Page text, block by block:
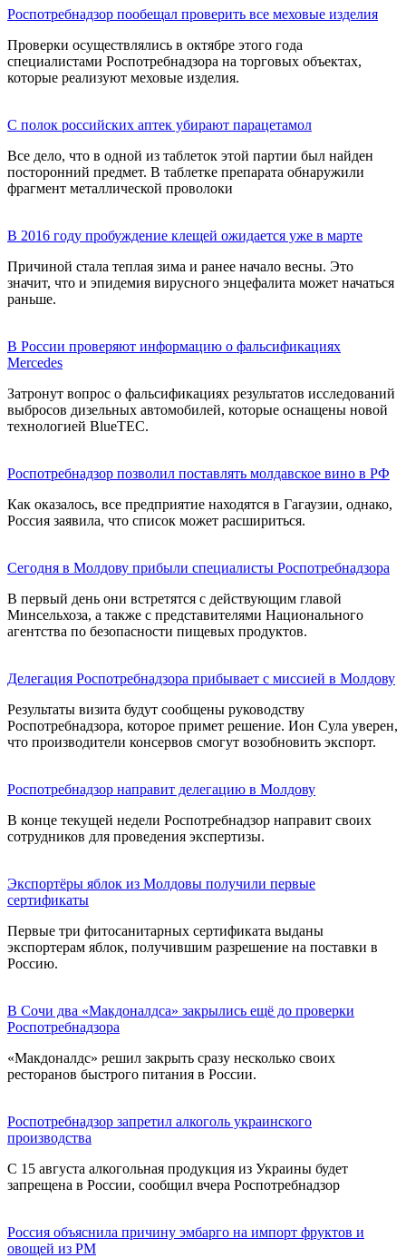
Роспотребнадзор пообещал проверить все меховые изделия
Проверки осуществлялись в октябре этого года
специалистами Роспотребнадзора на торговых объектах,
которые реализуют меховые изделия.
С полок российских аптек убирают парацетамол
Все дело, что в одной из таблеток этой партии был найден
посторонний предмет. В таблетке препарата обнаружили
фрагмент металлической проволоки
В 2016 году пробуждение клещей ожидается уже в марте
Причиной стала теплая зима и ранее начало весны. Это
значит, что и эпидемия вирусного энцефалита может начаться
раньше.
В России проверяют информацию о фальсификациях
Мercedes
Затронут вопрос о фальсификациях результатов исследований
выбросов дизельных автомобилей, которые оснащены новой
технологией BlueTEC.
Роспотребнадзор позволил поставлять молдавское вино в РФ
Как оказалось, все предприятие находятся в Гагаузии, однако,
Россия заявила, что список может расшириться.
Сегодня в Молдову прибыли специалисты Роспотребнадзора
В первый день они встретятся с действующим главой
Минсельхоза, а также с представителями Национального
агентства по безопасности пищевых продуктов.
Делегация Роспотребнадзора прибывает с миссией в Молдову
Результаты визита будут сообщены руководству
Роспотребнадзора, которое примет решение. Ион Сула уверен,
что производители консервов смогут возобновить экспорт.
Роспотребнадзор направит делегацию в Молдову
В конце текущей недели Роспотребнадзор направит своих
сотрудников для проведения экспертизы.
Экспортёры яблок из Молдовы получили первые
сертификаты
Первые три фитосанитарных сертификата выданы
экспортерам яблок, получившим разрешение на поставки в
Россию.
В Сочи два «Макдоналдса» закрылись ещё до проверки
Роспотребнадзора
«Макдоналдс» решил закрыть сразу несколько своих
ресторанов быстрого питания в России.
Роспотребнадзор запретил алкоголь украинского
производства
С 15 августа алкогольная продукция из Украины будет
запрещена в России, сообщил вчера Роспотребнадзор
Россия объяснила причину эмбарго на импорт фруктов и
овощей из РМ